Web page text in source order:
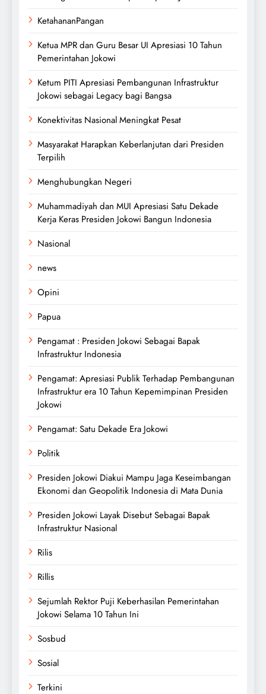
KetahananPangan
Ketua MPR dan Guru Besar UI Apresiasi 10 Tahun
Pemerintahan Jokowi
Ketum PITI Apresiasi Pembangunan Infrastruktur
Jokowi sebagai Legacy bagi Bangsa
Konektivitas Nasional Meningkat Pesat
Masyarakat Harapkan Keberlanjutan dari Presiden
Terpilih
Menghubungkan Negeri
Muhammadiyah dan MUI Apresiasi Satu Dekade
Kerja Keras Presiden Jokowi Bangun Indonesia
Nasional
news
Opini
Papua
Pengamat : Presiden Jokowi Sebagai Bapak
Infrastruktur Indonesia
Pengamat: Apresiasi Publik Terhadap Pembangunan
Infrastruktur era 10 Tahun Kepemimpinan Presiden
Jokowi
Pengamat: Satu Dekade Era Jokowi
Politik
Presiden Jokowi Diakui Mampu Jaga Keseimbangan
Ekonomi dan Geopolitik Indonesia di Mata Dunia
Presiden Jokowi Layak Disebut Sebagai Bapak
Infrastruktur Nasional
Rilis
Rillis
Sejumlah Rektor Puji Keberhasilan Pemerintahan
Jokowi Selama 10 Tahun Ini
Sosbud
Sosial
Terkini